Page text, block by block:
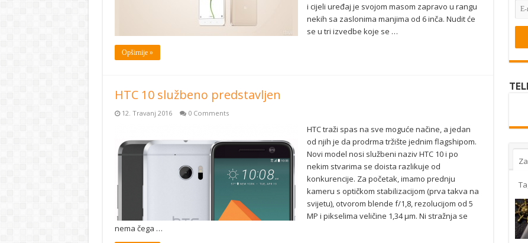
i cijeli uređaj je svojom masom zapravo u rangu
nekih sa zaslonima manjima od 6 inča. Nudit će
se u tri izvedbe koje se …
Opširnije »
HTC 10 službeno predstavljen
12. Travanj 2016 0 Comments
HTC traži spas na sve moguće načine, a jedan
od njih je da prodrma tržište jednim flagshipom.
Novi model nosi službeni naziv HTC 10 i po
nekim stvarima se doista razlikuje od
konkurencije. Za početak, imamo prednju
kameru s optičkom stabilizacijom (prva takva na
svijetu), otvorom blende f/1,8, rezolucijom od 5
MP i pikselima veličine 1,34 µm. Ni stražnja se
nema čega …